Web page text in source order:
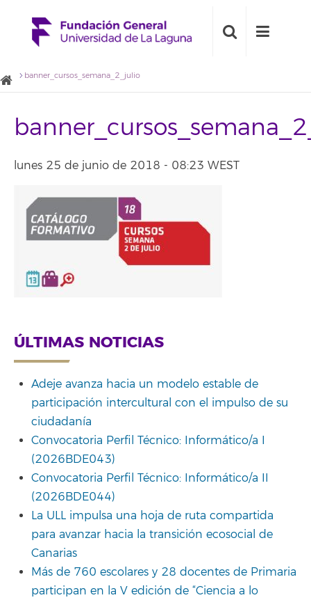
banner_cursos_semana_2_julio
lunes 25 de junio de 2018 - 08:23 WEST
ÚLTIMAS NOTICIAS
Adeje avanza hacia un modelo estable de
participación intercultural con el impulso de su
ciudadanía
Convocatoria Perfil Técnico: Informático/a I
(2026BDE043)
Convocatoria Perfil Técnico: Informático/a II
(2026BDE044)
La ULL impulsa una hoja de ruta compartida
para avanzar hacia la transición ecosocial de
Canarias
Más de 760 escolares y 28 docentes de Primaria
participan en la V edición de “Ciencia a lo